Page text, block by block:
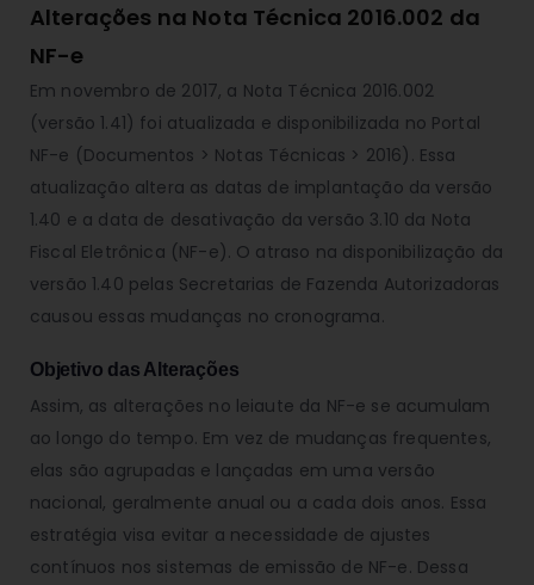
Alterações na Nota Técnica 2016.002 da
NF-e
Em novembro de 2017, a Nota Técnica 2016.002
(versão 1.41) foi atualizada e disponibilizada no Portal
NF-e (Documentos > Notas Técnicas > 2016). Essa
atualização altera as datas de implantação da versão
1.40 e a data de desativação da versão 3.10 da Nota
Fiscal Eletrônica (NF-e). O atraso na disponibilização da
versão 1.40 pelas Secretarias de Fazenda Autorizadoras
causou essas mudanças no cronograma.
Objetivo das Alterações
Assim, as alterações no leiaute da NF-e se acumulam
ao longo do tempo. Em vez de mudanças frequentes,
elas são agrupadas e lançadas em uma versão
nacional, geralmente anual ou a cada dois anos. Essa
estratégia visa evitar a necessidade de ajustes
contínuos nos sistemas de emissão de NF-e. Dessa